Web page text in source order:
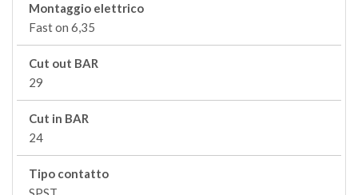
Montaggio elettrico
Fast on 6,35
Cut out BAR
29
Cut in BAR
24
Tipo contatto